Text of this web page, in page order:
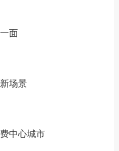
面
场景
中心城市